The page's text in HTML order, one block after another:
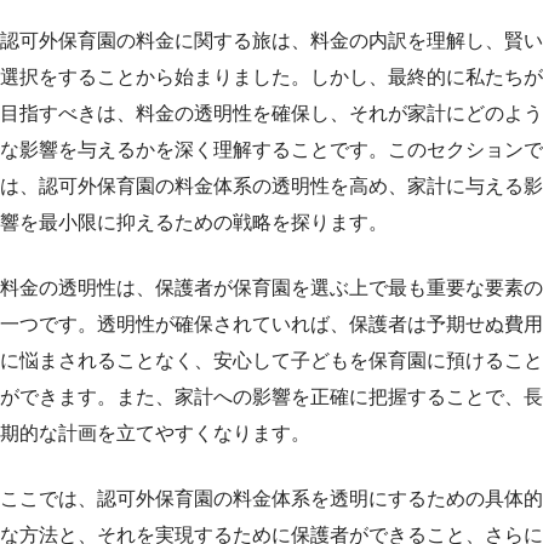
認可外保育園の料金に関する旅は、料金の内訳を理解し、賢い
選択をすることから始まりました。しかし、最終的に私たちが
目指すべきは、料金の透明性を確保し、それが家計にどのよう
な影響を与えるかを深く理解することです。このセクションで
は、認可外保育園の料金体系の透明性を高め、家計に与える影
響を最小限に抑えるための戦略を探ります。
料金の透明性は、保護者が保育園を選ぶ上で最も重要な要素の
一つです。透明性が確保されていれば、保護者は予期せぬ費用
に悩まされることなく、安心して子どもを保育園に預けること
ができます。また、家計への影響を正確に把握することで、長
期的な計画を立てやすくなります。
ここでは、認可外保育園の料金体系を透明にするための具体的
な方法と、それを実現するために保護者ができること、さらに